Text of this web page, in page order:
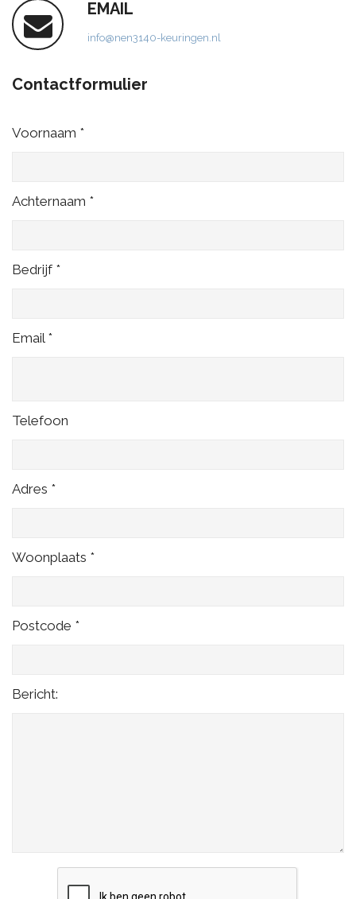
EMAIL
info@nen3140-keuringen.nl
Contactformulier
Voornaam *
Achternaam *
Bedrijf *
Email *
Telefoon
Adres *
Woonplaats *
Postcode *
Bericht: